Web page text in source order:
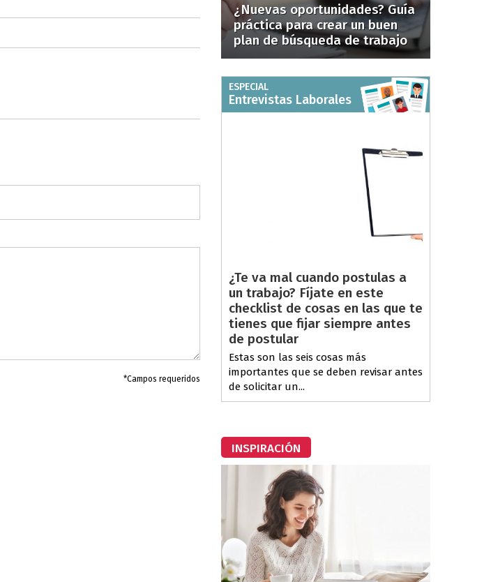
*Campos requeridos
¿Nuevas oportunidades? Guía
práctica para crear un buen
plan de búsqueda de trabajo
ESPECIAL
Entrevistas Laborales
¿Te va mal cuando postulas a
un trabajo? Fíjate en este
checklist de cosas en las que te
tienes que fijar siempre antes
de postular
Estas son las seis cosas más
importantes que se deben revisar antes
de solicitar un...
INSPIRACIÓN